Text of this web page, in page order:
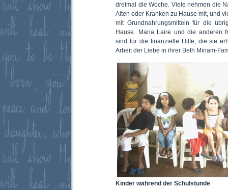
dreimal die Woche. Viele nehmen die
Alten oder Kranken zu Hause mit, und
mit Grundnahrungsmitteln für die
Hause. Maria Laire und die anderen
sind für die finanzielle Hilfe, die sie
Arbeit der Liebe in ihrer Beth Miriam-
Kinder während der Schulstunde